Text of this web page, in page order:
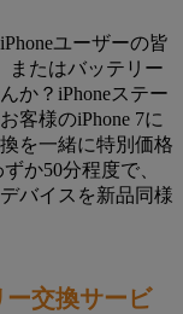
ユーザーの皆
またはバッテリー
か？iPhoneステー
客様のiPhone 7に
を一緒に特別価格
か50分程度で、
バイスを新品同様
ー交換サービ